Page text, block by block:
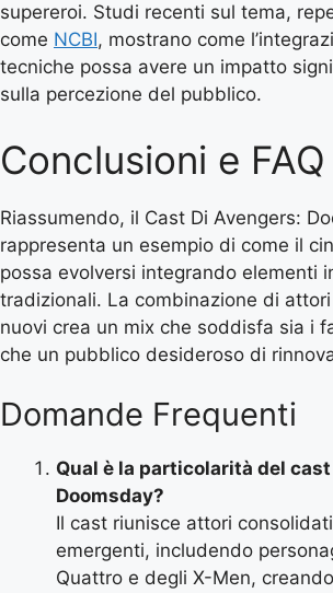
supereroi. Studi recenti sul tema,
come NCBI, mostrano come
tecniche possa avere un impatto
sulla percezione del pubblico.
Conclusioni e FAQ
Riassumendo, il Cast Di Avengers:
rappresenta un esempio di come il
possa evolversi integrando elementi
tradizionali. La combinazione di
nuovi crea un mix che soddisfa sia i
che un pubblico desideroso di
Domande Frequenti
Qual è la particolarità del
Doomsday?
Il cast riunisce attori
emergenti, includendo
Quattro e degli X-Men,